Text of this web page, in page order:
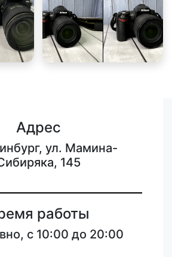
Адрес
ул. Мамина-
145
работы
с 10:00 до 20:00